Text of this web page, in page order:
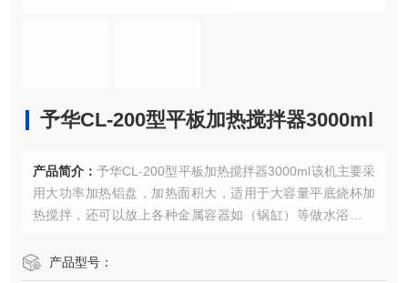
予华CL-200型平板加热搅拌器3000ml
产品简介： 予华CL-200型平板加热搅拌器3000ml该机主要采
用大功率加热铝盘，加热面积大，适用于大容量平底烧杯加
热搅拌，还可以放上各种金属容器如（锅缸）等做水浴、油
产品型号：